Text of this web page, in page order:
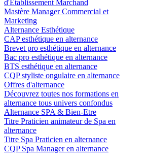
d'Établissement Marchand
Mastère Manager Commercial et
Marketing
Alternance Esthétique
CAP esthétique en alternance
Brevet pro esthétique en alternance
Bac pro esthétique en alternance
BTS esthétique en alternance
CQP styliste ongulaire en alternance
Offres d'alternance
Découvrez toutes nos formations en
alternance tous univers confondus
Alternance SPA & Bien-Etre
Titre Praticien animateur de Spa en
alternance
Titre Spa Praticien en alternance
CQP Spa Manager en alternance